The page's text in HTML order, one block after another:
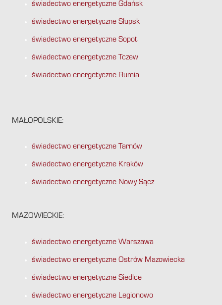
świadectwo energetyczne Gdańsk
świadectwo energetyczne Słupsk
świadectwo energetyczne Sopot
świadectwo energetyczne Tczew
świadectwo energetyczne Rumia
MAŁOPOLSKIE:
świadectwo energetyczne Tarnów
świadectwo energetyczne Kraków
świadectwo energetyczne Nowy Sącz
MAZOWIECKIE:
świadectwo energetyczne Warszawa
świadectwo energetyczne Ostrów Mazowiecka
świadectwo energetyczne Siedlce
świadectwo energetyczne Legionowo